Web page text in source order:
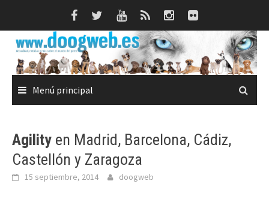
Menú principal
Agility en Madrid, Barcelona, Cádiz,
Castellón y Zaragoza
15 septiembre, 2014 doogweb